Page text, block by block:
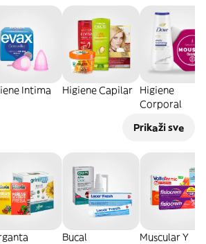
Intima Higiene Capilar
Higiene
Corporal
Prikaži sve
Bucal
Muscular Y